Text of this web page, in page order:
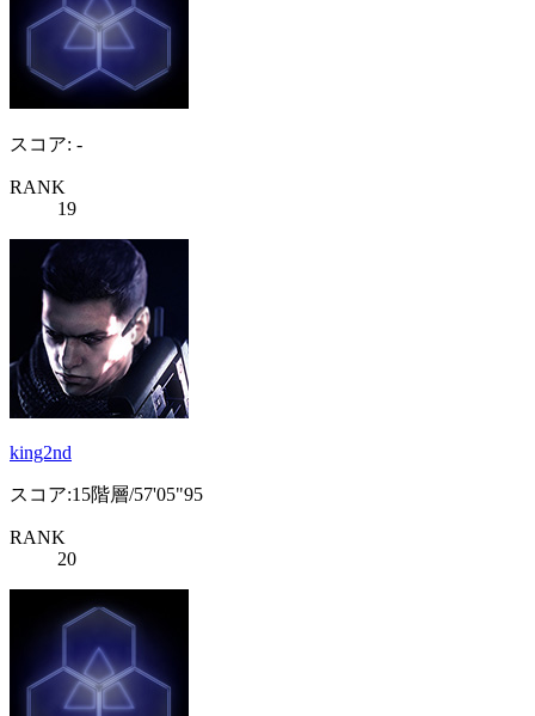
スコア: -
RANK
19
king2nd
スコア:15階層/57'05"95
RANK
20